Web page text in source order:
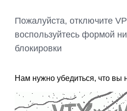
Пожалуйста, отключите
воспользуйтесь формой
блокировки
Нам нужно убедиться, что вы